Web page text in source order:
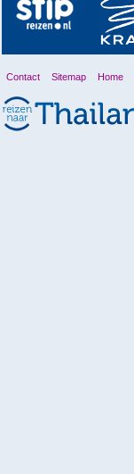
Contact Sitemap Home